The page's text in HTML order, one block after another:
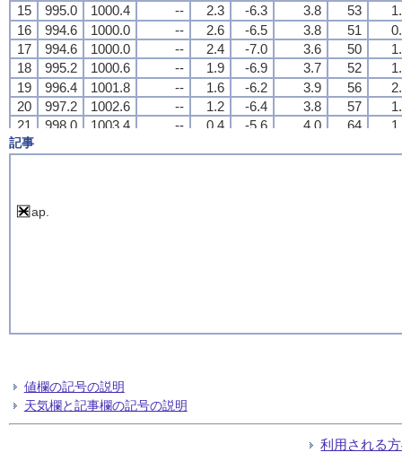
15
995.0 1000.4 -- 2.3 -6.3 3.8 53
16
994.6 1000.0 -- 2.6 -6.5 3.8 51
17
994.6 1000.0 -- 2.4 -7.0 3.6 50
18
995.2 1000.6 -- 1.9 -6.9 3.7 52
19
996.4 1001.8 -- 1.6 -6.2 3.9 56
20
997.2 1002.6 -- 1.2 -6.4 3.8 57
21
998.0 1003.4 -- 0.4 -5.6 4.0 64
22
15
995.0 1000.4 -- 2.3 -6.3 3.8 53
16
994.6 1000.0 -- 2.6 -6.5 3.8 51
17
994.6 1000.0 -- 2.4 -7.0 3.6 50
18
995.2 1000.6 -- 1.9 -6.9 3.7 52
19
996.4 1001.8 -- 1.6 -6.2 3.9 56
20
997.2 1002.6 -- 1.2 -6.4 3.8 57
21
998.0 1003.4 -- 0.4 -5.6 4.0 64
22
15
995.0 1000.4 -- 2.3 -6.3 3.8 53
16
994.6 1000.0 -- 2.6 -6.5 3.8 51
17
994.6 1000.0 -- 2.4 -7.0 3.6 50
18
995.2 1000.6 -- 1.9 -6.9 3.7 52
19
996.4 1001.8 -- 1.6 -6.2 3.9 56
20
997.2 1002.6 -- 1.2 -6.4 3.8 57
21
998.0 1003.4 -- 0.4 -5.6 4.0 64
22
15
995.0 1000.4 -- 2.3 -6.3 3.8 53
16
994.6 1000.0 -- 2.6 -6.5 3.8 51
17
994.6 1000.0 -- 2.4 -7.0 3.6 50
18
995.2 1000.6 -- 1.9 -6.9 3.7 52
19
996.4 1001.8 -- 1.6 -6.2 3.9 56
20
997.2 1002.6 -- 1.2 -6.4 3.8 57
21
998.0 1003.4 -- 0.4 -5.6 4.0 64
22
記事
ap.
値欄の記号の説明
天気欄と記事欄の記号の説明
利用される